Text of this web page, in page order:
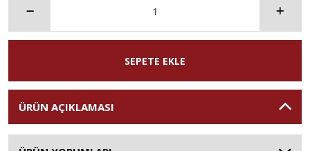
SEPETE EKLE
ÜRÜN AÇIKLAMASI